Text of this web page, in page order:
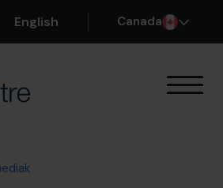
English Canada